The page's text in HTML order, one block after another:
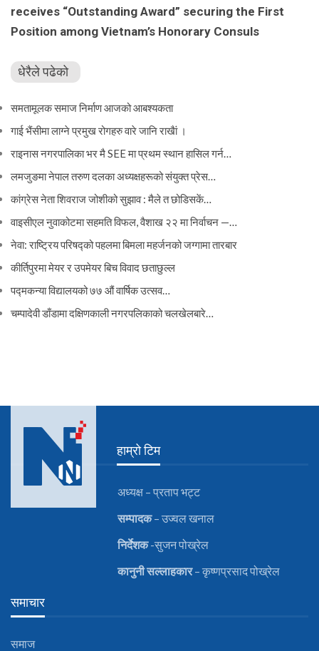
receives “Outstanding Award” securing the First
Position among Vietnam’s Honorary Consuls
धेरैले पढेको
समतामूलक समाज निर्माण आजको आबश्यकता
गाई भैंसीमा लाग्ने प्रमुख रोगहरु वारे जानि राखैां ।
राइनास नगरपालिका भर मै SEE मा प्रथम स्थान हासिल गर्न…
लमजुङमा नेपाल तरुण दलका अध्यक्षहरूको संयुक्त प्रेस…
कांग्रेस नेता शिवराज जोशीको सुझाव : मैले त छोडिसकें…
वाइसीएल नुवाकोटमा सहमति विफल, वैशाख २२ मा निर्वाचन —…
नेवा: राष्ट्रिय परिषद्को पहलमा बिमला महर्जनको जग्गामा तारबार
कीर्तिपुरमा मेयर र उपमेयर बिच विवाद छताछुल्ल
पद्मकन्या विद्यालयको ७७ औं ‌‌वार्षिक ‌उत्सव…
चम्पादेवी डाँडामा दक्षिणकाली नगरपलिकाको चलखेलबारे…
हाम्रो टिम
अध्यक्ष – प्रताप भट्ट
सम्पादक– उज्वल खनाल
निर्देशक-सुजन पोख्रेल
कानुनीसल्लाहकार– कृष्णप्रसाद पोख्रेल
समाचार
समाज